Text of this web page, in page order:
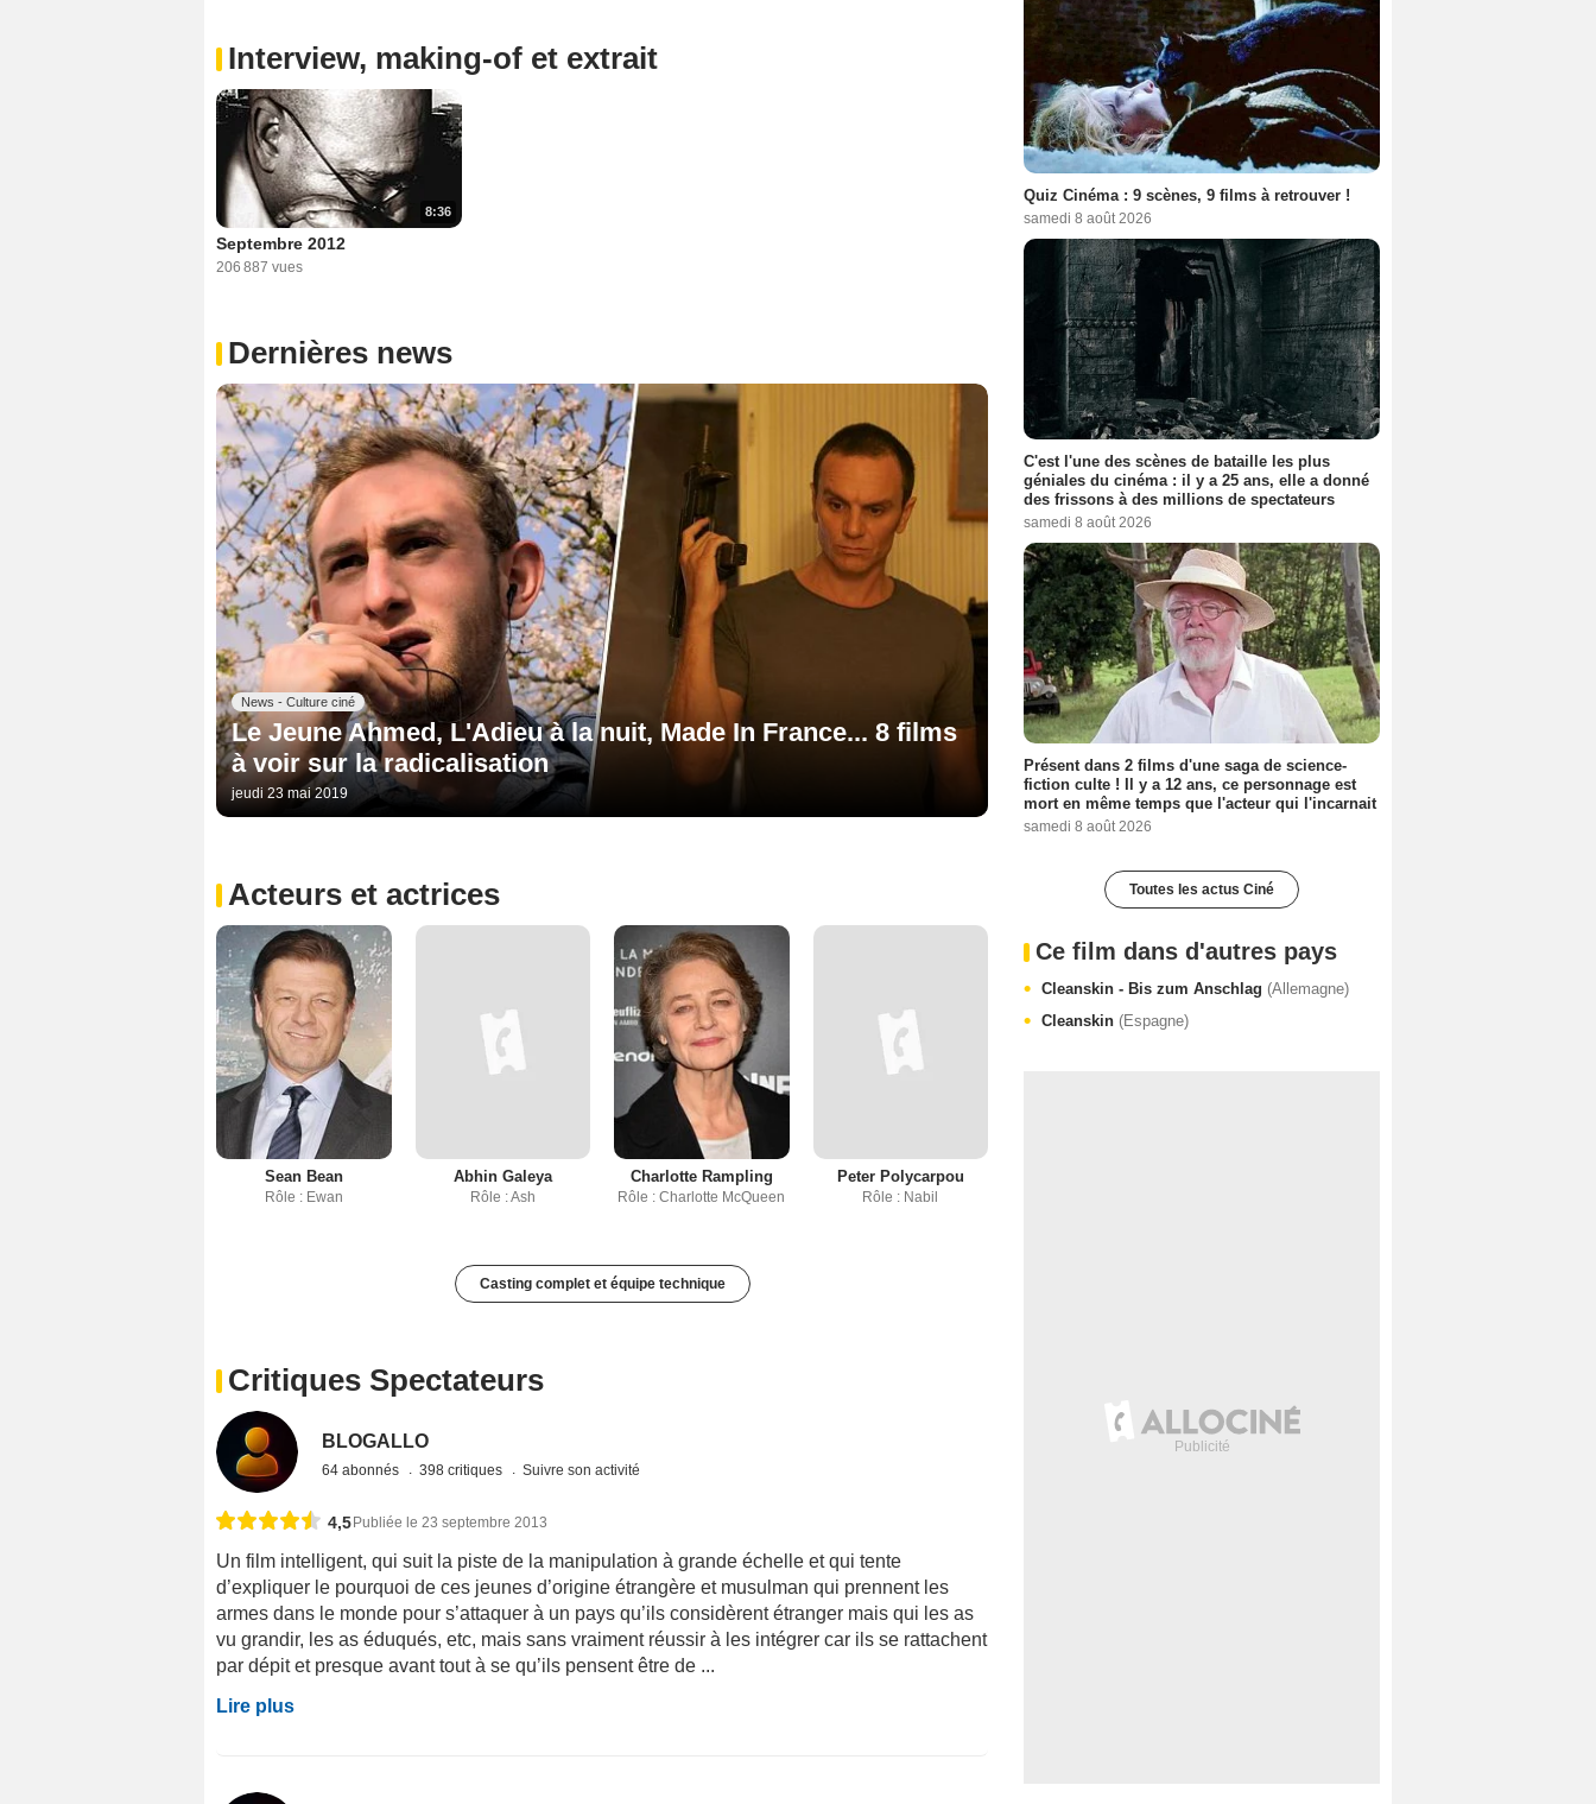
Interview, making-of et extrait
8:36
Septembre 2012
206 887 vues
Dernières news
News - Culture ciné
Le Jeune Ahmed, L'Adieu à la nuit, Made In France... 8 films
à voir sur la radicalisation
jeudi 23 mai 2019
Acteurs et actrices
Sean Bean
Rôle : Ewan
Abhin Galeya
Rôle : Ash
Charlotte Rampling
Rôle : Charlotte McQueen
Peter Polycarpou
Rôle : Nabil
Casting complet et équipe technique
Critiques Spectateurs
BLOGALLO
64 abonnés 398 critiques Suivre son activité
4,5Publiée le 23 septembre 2013
Un film intelligent, qui suit la piste de la manipulation à grande échelle et qui tente
d’expliquer le pourquoi de ces jeunes d’origine étrangère et musulman qui prennent les
armes dans le monde pour s’attaquer à un pays qu’ils considèrent étranger mais qui les as
vu grandir, les as éduqués, etc, mais sans vraiment réussir à les intégrer car ils se rattachent
par dépit et presque avant tout à se qu’ils pensent être de ...
Lire plus
Quiz Cinéma : 9 scènes, 9 films à retrouver !
samedi 8 août 2026
C'est l'une des scènes de bataille les plus
géniales du cinéma : il y a 25 ans, elle a donné
des frissons à des millions de spectateurs
samedi 8 août 2026
Présent dans 2 films d'une saga de science-
fiction culte ! Il y a 12 ans, ce personnage est
mort en même temps que l'acteur qui l'incarnait
samedi 8 août 2026
Toutes les actus Ciné
Ce film dans d'autres pays
Cleanskin - Bis zum Anschlag (Allemagne)
Cleanskin (Espagne)